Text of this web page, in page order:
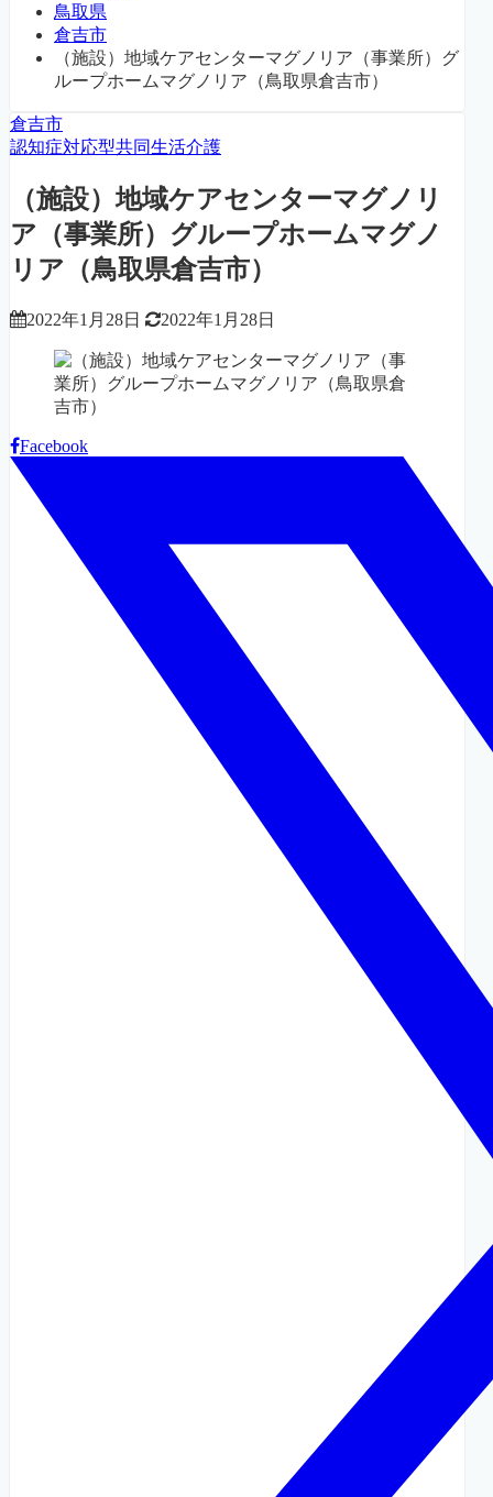
鳥取県
倉吉市
（施設）地域ケアセンターマグノリア（事業所）グ
ループホームマグノリア（鳥取県倉吉市）
倉吉市
認知症対応型共同生活介護
（施設）地域ケアセンターマグノリ
ア（事業所）グループホームマグノ
リア（鳥取県倉吉市）
2022年1月28日 2022年1月28日
Facebook